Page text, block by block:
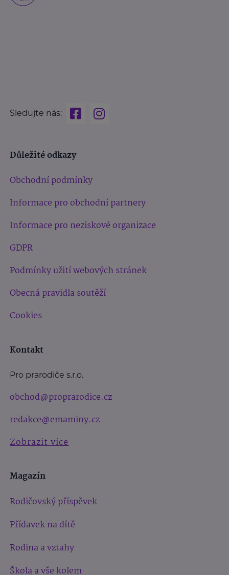
Sledujte nás:
Důležité odkazy
Obchodní podmínky
Informace pro obchodní partnery
Informace pro neziskové organizace
GDPR
Podmínky užití webových stránek
Obecná pravidla soutěží
Cookies
Kontakt
Pro prarodiče s.r.o.
obchod@proprarodice.cz
redakce@emaminy.cz
Zobrazit více
Magazín
Rodičovský příspěvek
Přídavek na dítě
Rodina a vztahy
Škola a vše kolem